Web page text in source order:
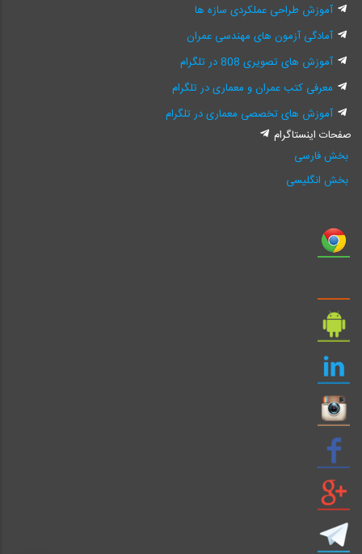
آموزش طراحی عملکردی سازه ها
آمادگی آزمون های مهندسی عمران
آموزش های تصویری 808 در تلگرام
معرفی کتب عمران و معماری در تلگرام
آموزش های تخصصی معماری در تلگرام
صفحات اینستاگرام
بخش فارسی
بخش انگلیسی